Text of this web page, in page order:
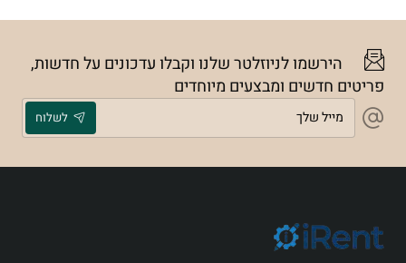
הירשמו לניוזלטר שלנו וקבלו עדכונים על חדשות,
פריטים חדשים ומבצעים מיוחדים
מייל
שלך
לשלוח